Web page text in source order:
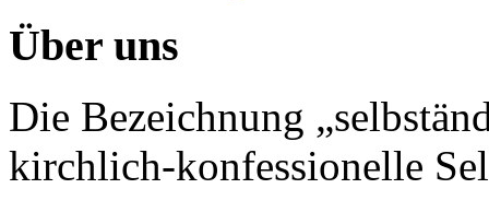
Über uns
Die Bezeichnung
kirchlich-konfessionelle